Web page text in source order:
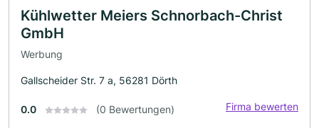
Kühlwetter Meiers Schnorbach-Christ
GmbH
Werbung
Gallscheider Str. 7 a, 56281 Dörth
0.0 (0 Bewertungen) Firma bewerten